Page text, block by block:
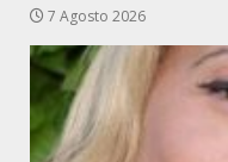
7 Agosto 2026